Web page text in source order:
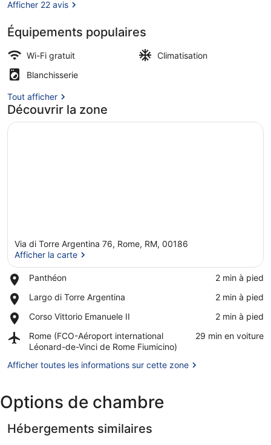
Vue depuis l’hébergement
Afficher 22 avis
Équipements populaires
Wi-Fi gratuit
Climatisation
Blanchisserie
Tout afficher
Découvrir la zone
Via di Torre Argentina 76, Rome, RM, 00186
Afficher la carte
Panthéon
Place,
‪2 min à pied‬
Largo di Torre Argentina
Place,
di
Argentina
‪2 min à pied‬
Corso Vittorio Emanuele II
Place,
Vittorio
Emanuele
‪2 min à pied‬
Rome (FCO-Aéroport international
Léonard-de-Vinci de Rome Fiumicino)
Airport,
Rome
Aéroport
de-
Vinci
Rome
‪29 min en voiture‬
Afficher toutes les informations sur cette zone
Options de chambre
Hébergements similaires